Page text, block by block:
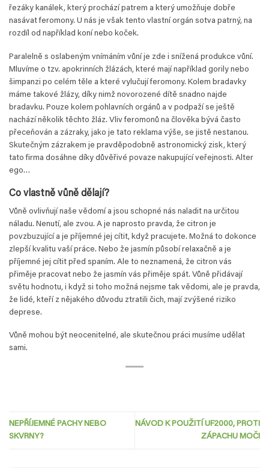
řezáky kanálek, který prochází patrem a který umožňuje dobře
nasávat feromony. U nás je však tento vlastní orgán sotva patrný, na
rozdíl od například koní nebo koček.
Paralelně s oslabeným vnímáním vůní je zde i snížená produkce vůní.
Mluvíme o tzv. apokrinních žlázách, které mají například gorily nebo
šimpanzi po celém těle a které vylučují feromony. Kolem bradavky
máme takové žlázy, díky nimž novorozené dítě snadno najde
bradavku. Pouze kolem pohlavních orgánů a v podpaží se ještě
nachází několik těchto žláz. Vliv feromonů na člověka bývá často
přeceňován a zázraky, jako je tato reklama výše, se jistě nestanou.
Skutečným zázrakem je pravděpodobně astronomický zisk, který
tato firma dosáhne díky důvěřivé povaze nakupující veřejnosti. Alter
ego…
Co vlastně vůně dělají?
Vůně ovlivňují naše vědomí a jsou schopné nás naladit na určitou
náladu. Nenutí, ale zvou. A je naprosto pravda, že citron je
povzbuzující a je příjemné jej cítit, když pracujete. Možná to dokonce
zlepší kvalitu vaší práce. Nebo že jasmín působí relaxačně a je
příjemné jej cítit před spaním. Ale to neznamená, že citron vás
přiměje pracovat nebo že jasmín vás přiměje spát. Vůně přidávají
světu hodnotu, i když si toho možná nejsme tak vědomi, ale je pravda,
že lidé, kteří z nějakého důvodu ztratili čich, mají zvýšené riziko
deprese.
Vůně mohou být neocenitelné, ale skutečnou práci musíme udělat
sami.
NEPŘÍJEMNÉ PACHY NEBO
SKVRNY?
NÁVOD K POUŽITÍ UF2000, PROTI
ZÁPACHU MOČI